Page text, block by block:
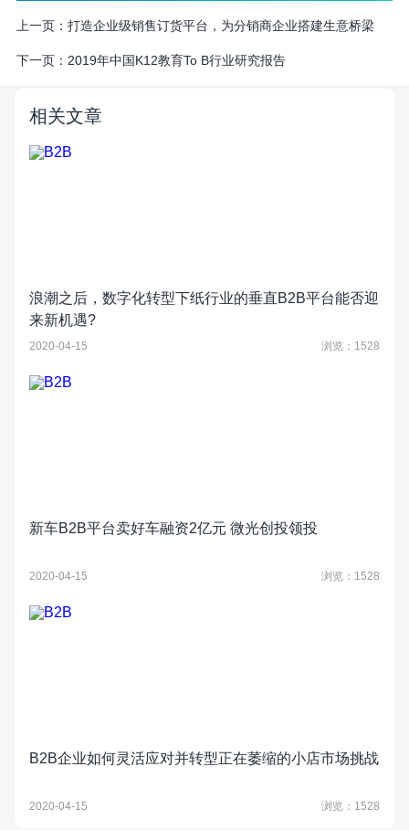
上一页： 打造企业级销售订货平台，为分销商企业搭建生意桥梁
下一页： 2019年中国K12教育To B行业研究报告
相关文章
浪潮之后，数字化转型下纸行业的垂直B2B平台能否迎
来新机遇?
2020-04-15 浏览：1528
新车B2B平台卖好车融资2亿元 微光创投领投
2020-04-15 浏览：1528
B2B企业如何灵活应对并转型正在萎缩的小店市场挑战
2020-04-15 浏览：1528